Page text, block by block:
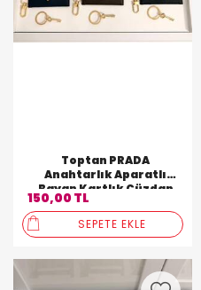
Toptan PRADA
Anahtarlık Aparatlı
Bayan Kartlık Cüzdan
150,00 TL
SEPETE EKLE